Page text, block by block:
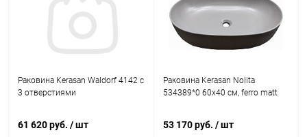
Раковина Kerasan Waldorf 4142 с
3 отверстиями
61 620 руб. / шт
Раковина Kerasan Nolita
534389*0 60x40 см, ferro matt
53 170 руб. / шт